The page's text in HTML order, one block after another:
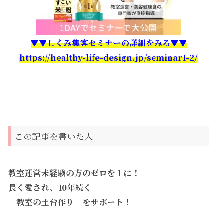
▼▼しくみ集客セミナーの詳細をみる▼▼
https://healthy-life-design.jp/seminar1-2/
この記事を書いた人
教室運営未経験の方のゼロを１に！
長く愛され、10年続く
「教室の土台作り」をサポート！